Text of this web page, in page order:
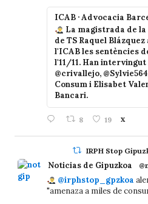
ICAB · Advocacia
La magistrada de
de TS Raquel
l'ICAB les sentències
l'11/11. Han intervingut
@crivallejo,
Consum i Elisabet
Bancari.
8 19 X
IRPH Stop
Noticias de Gipuzkoa
@irphstop_gpzkoa
"amenaza a miles de